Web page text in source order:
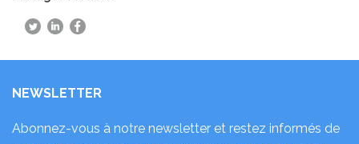
NEWSLETTER
Abonnez-vous à notre newsletter et restez informés de